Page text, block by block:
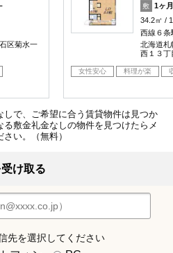
区菊水一
敷
1ヶ月
34.2㎡
西線６条
北海道札
西１３丁
女性安心 料理が楽
で、ご希望に合う賃貸物件は見つか
敷金礼金なしの物件を見つけたらメ
い。（無料）
け取る
先を選択してください